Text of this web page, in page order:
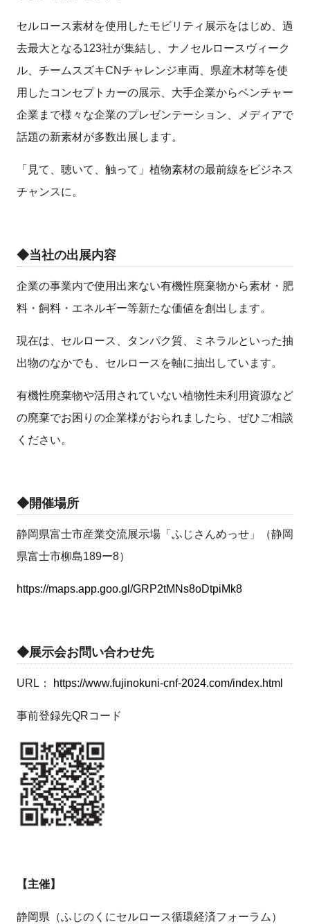
セルロース素材を使用したモビリティ展示をはじめ、過
去最大となる123社が集結し、ナノセルロースヴィーク
ル、チームスズキCNチャレンジ車両、県産木材等を使
用したコンセプトカーの展示、大手企業からベンチャー
企業まで様々な企業のプレゼンテーション、メディアで
話題の新素材が多数出展します。
「見て、聴いて、触って」植物素材の最前線をビジネス
チャンスに。
◆当社の出展内容
企業の事業内で使用出来ない有機性廃棄物から素材・肥
料・飼料・エネルギー等新たな価値を創出します。
現在は、セルロース、タンパク質、ミネラルといった抽
出物のなかでも、セルロースを軸に抽出しています。
有機性廃棄物や活用されていない植物性未利用資源など
の廃棄でお困りの企業様がおられましたら、ぜひご相談
ください。
◆開催場所
静岡県富士市産業交流展示場「ふじさんめっせ」（静岡
県富士市柳島189ー8）
https://maps.app.goo.gl/GRP2tMNs8oDtpiMk8
◆展示会お問い合わせ先
URL： https://www.fujinokuni-cnf-2024.com/index.html
事前登録先QRコード
【主催】
静岡県（ふじのくにセルロース循環経済フォーラム）